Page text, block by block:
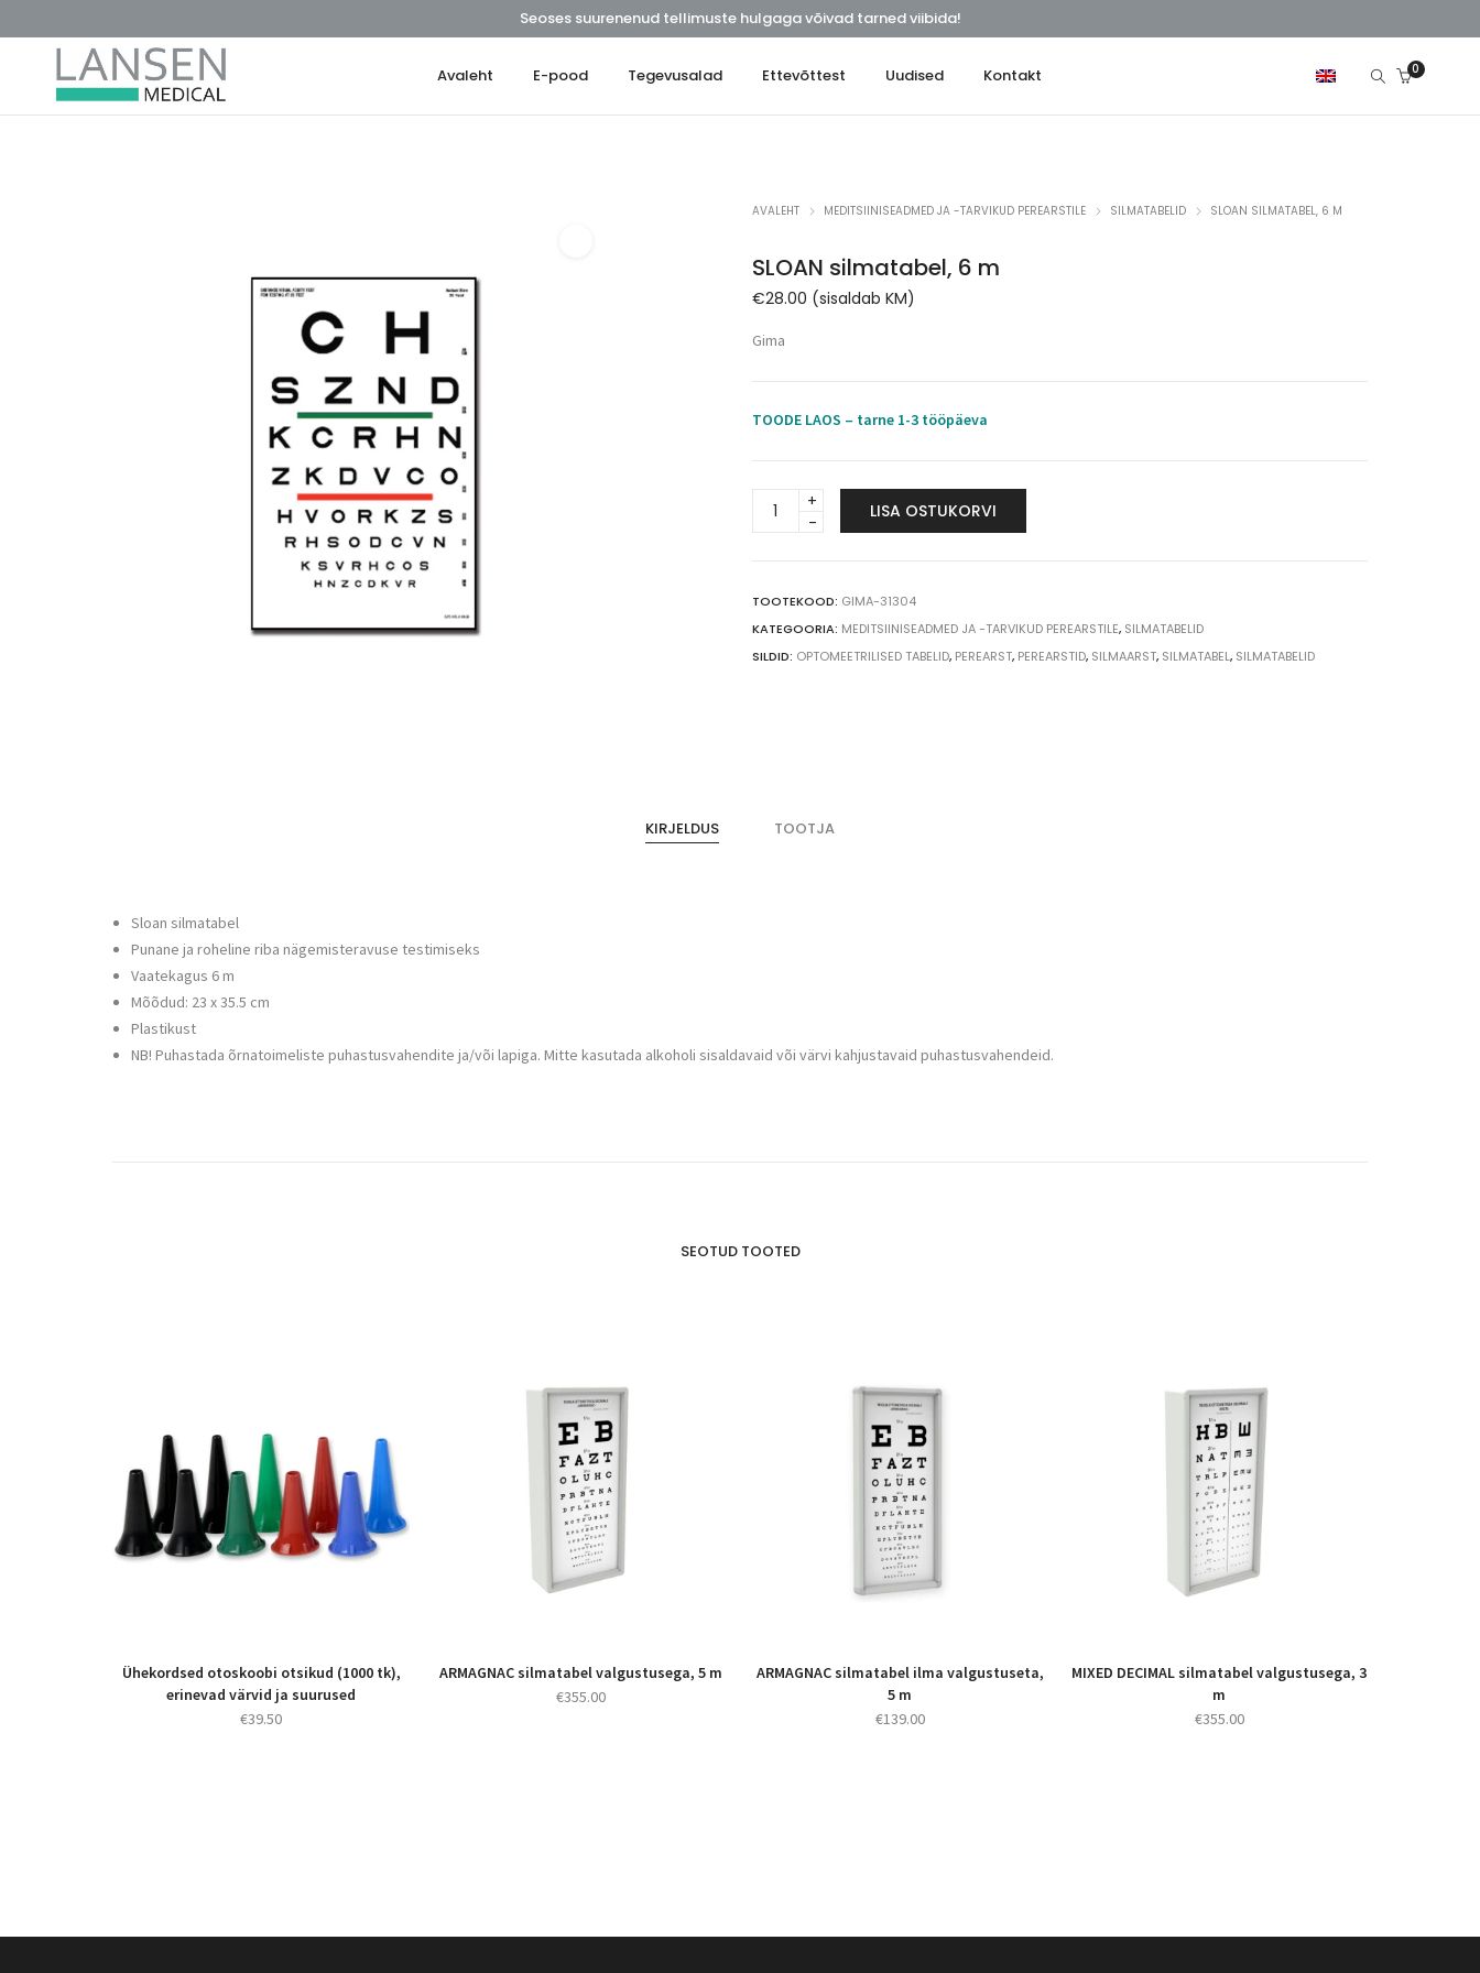
Seoses suurenenud tellimuste hulgaga võivad tarned viibida!
Avaleht E-pood Tegevusalad Ettevõttest Uudised Kontakt 0
AVALEHT MEDITSIINISEADMED JA -TARVIKUD PEREARSTILE SILMATABELID SLOAN SILMATABEL, 6 M
SLOAN silmatabel, 6 m
€28.00 (sisaldab KM)
Gima
TOODE LAOS – tarne 1-3 tööpäeva
SLOAN
silmatabel,
LISA OSTUKORVI
TOOTEKOOD: GIMA-31304
KATEGOORIA: MEDITSIINISEADMED JA -TARVIKUD PEREARSTILE, SILMATABELID
SILDID: OPTOMEETRILISED TABELID, PEREARST, PEREARSTID, SILMAARST, SILMATABEL, SILMATABELID
KIRJELDUS TOOTJA
Sloan silmatabel
Punane ja roheline riba nägemisteravuse testimiseks
Vaatekagus 6 m
Mõõdud: 23 x 35.5 cm
Plastikust
NB! Puhastada õrnatoimeliste puhastusvahendite ja/või lapiga. Mitte kasutada alkoholi sisaldavaid või värvi kahjustavaid puhastusvahendeid.
SEOTUD TOOTED
Ühekordsed otoskoobi otsikud (1000 tk),
erinevad värvid ja suurused
€39.50
ARMAGNAC silmatabel valgustusega, 5 m
€355.00
ARMAGNAC silmatabel ilma valgustuseta,
5 m
€139.00
MIXED DECIMAL silmatabel valgustusega, 3
m
€355.00